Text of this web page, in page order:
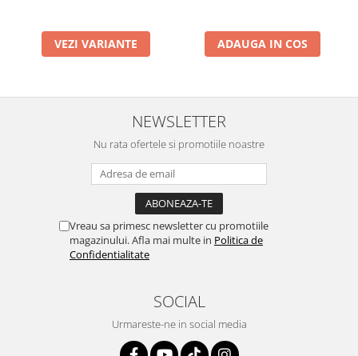
VEZI VARIANTE ADAUGA IN COS
NEWSLETTER
Nu rata ofertele si promotiile noastre
Vreau sa primesc newsletter cu promotiile
magazinului. Afla mai multe in Politica de
Confidentialitate
SOCIAL
Urmareste-ne in social media